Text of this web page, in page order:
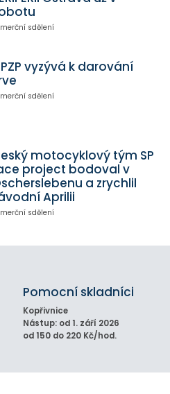
sdělení
vyzývá k darování
sdělení
motocyklový tým SP
project bodoval v
a zrychlil
Aprilii
sdělení
Pomocní skladníci
Kopřivnice
Nástup: od 1. září 2026
od 150 do 220 Kč/hod.